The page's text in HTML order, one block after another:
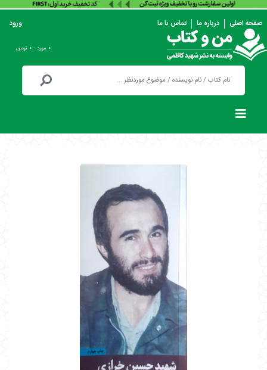
صفحه اصلی درباره ما تماس با ما ورود
۰ مورد - ۰ تومان